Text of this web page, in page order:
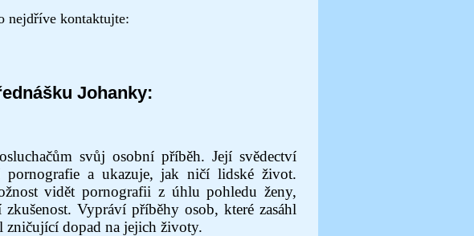
nejdříve kontaktujte:
Johanky:
svůj osobní příběh. Její svědectví
pornografie a ukazuje, jak ničí lidské život.
vidět pornografii z úhlu pohledu ženy,
Vypráví příběhy osob, které zasáhl
zničující dopad na jejich životy.